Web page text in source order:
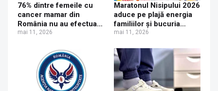
76% dintre femeile cu
cancer mamar din
România nu au efectuat
nicio mamografie de-a
mai 11, 2026
Maratonul Nisipului 2026
aduce pe plajă energia
familiilor și bucuria
competiției pentru copii
mai 11, 2026